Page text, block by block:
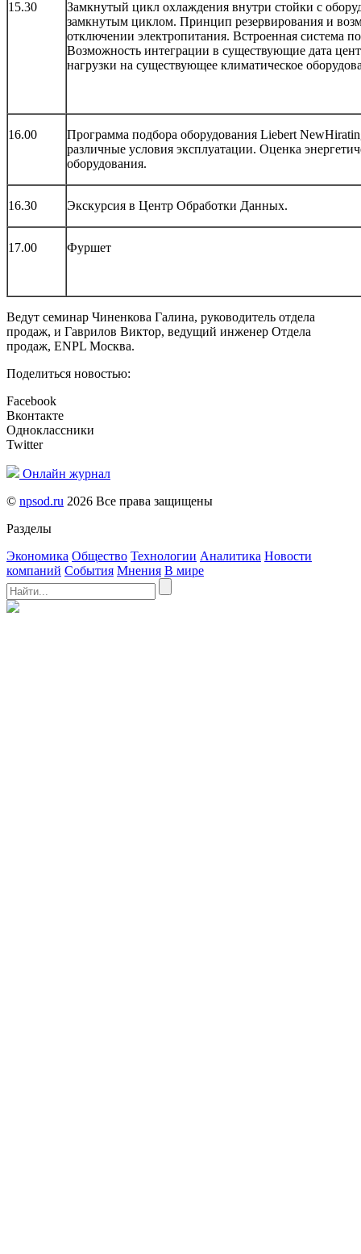
15.30
Замкнутый цикл охлаждения внутри стойки с
замкнутым циклом. Принцип резервирования и
отключении электропитания. Встроенная система
Возможность интеграции в существующие дата
нагрузки на существующее климатическое
16.00
Программа подбора оборудования Liebert
различные условия эксплуатации. Оценка
оборудования.
16.30 Экскурсия в Центр Обработки Данных.
17.00 Фуршет
Ведут семинар Чиненкова Галина, руководитель отдела
продаж, и Гаврилов Виктор, ведущий инженер Отдела
продаж, ENPL Москва.
Поделиться новостью:
Facebook
Вконтакте
Одноклассники
Twitter
Онлайн журнал
© npsod.ru 2026 Все права защищены
Разделы
Экономика Общество Технологии Аналитика Новости
компаний События Мнения В мире